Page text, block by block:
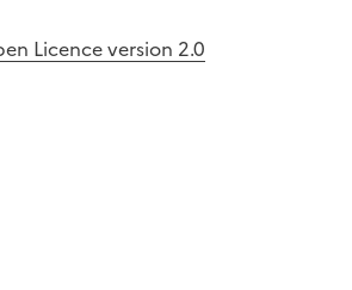
Licence version 2.0